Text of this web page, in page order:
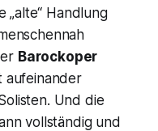
„alte“ Handlung
Barockoper
Und die
vollständig und